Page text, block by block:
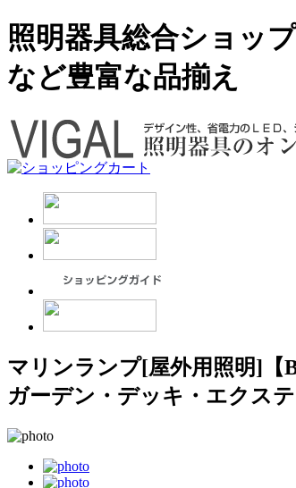
照明器具総合ショッ
など豊富な品揃え
マリンランプ[屋外用照明]【
ガーデン・デッキ・エクス